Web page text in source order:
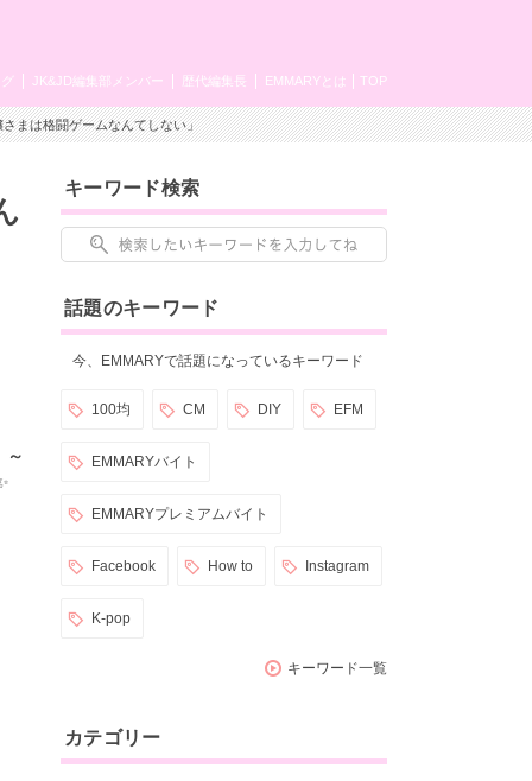
TOP
EMMARYとは
歴代編集長
JK&JD編集部メンバー
まは格闘ゲームなんてしない」
～
キーワード検索
話題のキーワード
今、EMMARYで話題になっているキーワード
100均 CM DIY EFM
EMMARYバイト
EMMARYプレミアムバイト
Facebook How to Instagram
K-pop
キーワード一覧
カテゴリー